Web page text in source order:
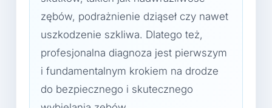
zębów, podrażnienie dziąseł czy nawet
uszkodzenie szkliwa. Dlatego też,
profesjonalna diagnoza jest pierwszym
i fundamentalnym krokiem na drodze
do bezpiecznego i skutecznego